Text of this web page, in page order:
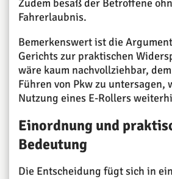
Zudem besaß der Betroffene
Fahrerlaubnis.
Bemerkenswert ist die
Gerichts zur praktischen
wäre kaum nachvollziehbar,
Führen von Pkw zu untersagen,
Nutzung eines E-Rollers
Einordnung und
Bedeutung
Die Entscheidung fügt sich in